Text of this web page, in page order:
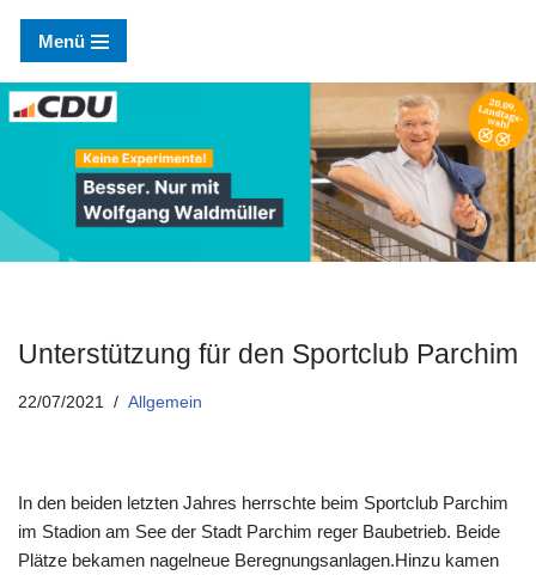
Zum
Inhalt
springen
Menü
Unterstützung für den Sportclub Parchim
22/07/2021 Allgemein
In den beiden letzten Jahres herrschte beim Sportclub Parchim
im Stadion am See der Stadt Parchim reger Baubetrieb. Beide
Plätze bekamen nagelneue Beregnungsanlagen.Hinzu kamen